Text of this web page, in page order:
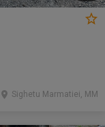
Sighetu Marmatiei, MM